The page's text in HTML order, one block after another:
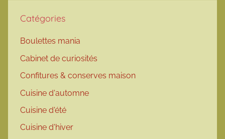
Catégories
Boulettes mania
Cabinet de curiosités
Confitures & conserves maison
Cuisine d'automne
Cuisine d'été
Cuisine d'hiver